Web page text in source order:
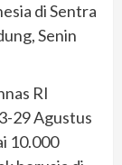
di Sentra
Senin
RI
29 Agustus
10.000